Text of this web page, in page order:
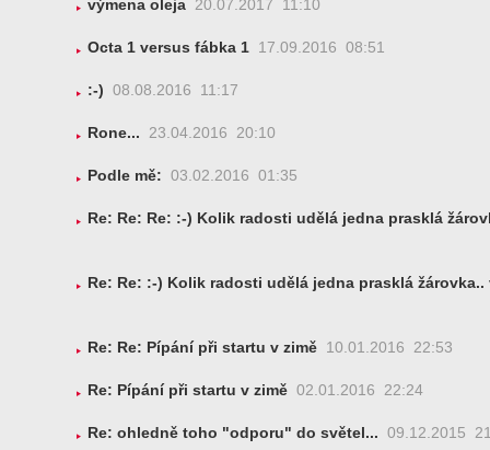
výmena oleja 20.07.2017 11:10
Octa 1 versus fábka 1 17.09.2016 08:51
:-) 08.08.2016 11:17
Rone... 23.04.2016 20:10
Podle mě: 03.02.2016 01:35
Re: Re: Re: :-) Kolik radosti udělá jedna prasklá
Re: Re: :-) Kolik radosti udělá jedna prasklá
Re: Re: Pípání při startu v zimě 10.01.2016 22:53
Re: Pípání při startu v zimě 02.01.2016 22:24
Re: ohledně toho "odporu" do světel... 09.12.2015